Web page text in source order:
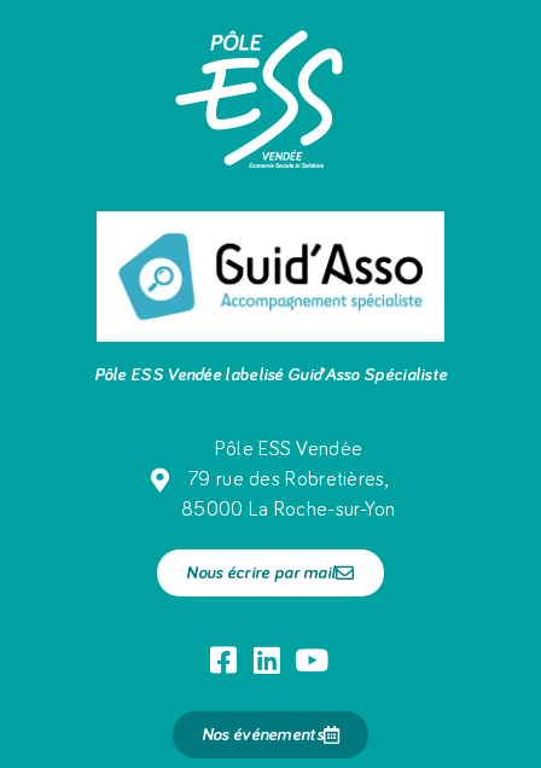
Pôle ESS Vendée labelisé Guid’Asso Spécialiste
Pôle ESS Vendée
79 rue des Robretières,
85000 La Roche-sur-Yon
Nous écrire par mail
Nos événements